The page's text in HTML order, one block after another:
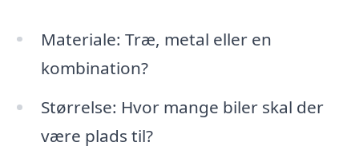
Materiale: Træ, metal eller en
kombination?
Størrelse: Hvor mange biler skal der
være plads til?